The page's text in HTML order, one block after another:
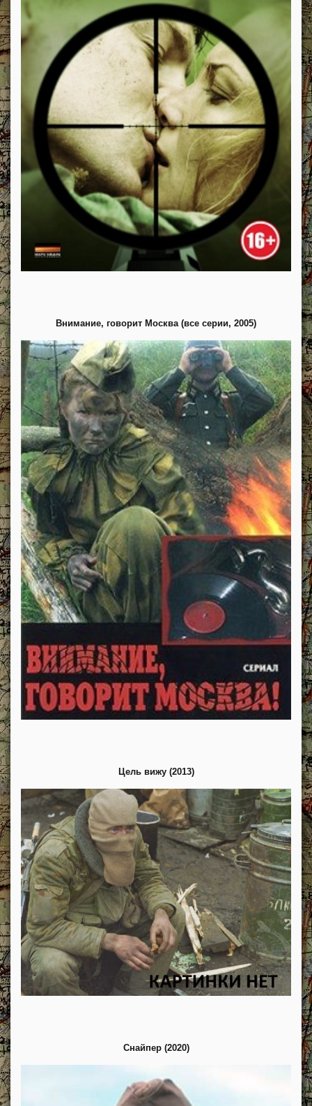
Внимание, говорит Москва (все серии, 2005)
Цель вижу (2013)
Снайпер (2020)